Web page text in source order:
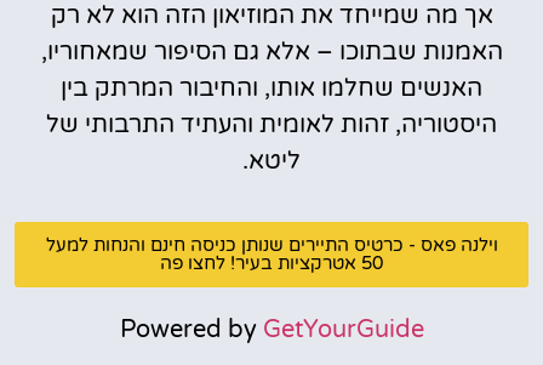
אך מה שמייחד את המוזיאון הזה הוא לא רק
האמנות שבתוכו – אלא גם הסיפור שמאחוריו,
האנשים שחלמו אותו, והחיבור המרתק בין
היסטוריה, זהות לאומית והעתיד התרבותי של
ליטא.
וילנה פאס - כרטיס התיירים שנותן כניסה חינם והנחות למעל
50 אטרקציות בעיר! לחצו פה
Powered by GetYourGuide